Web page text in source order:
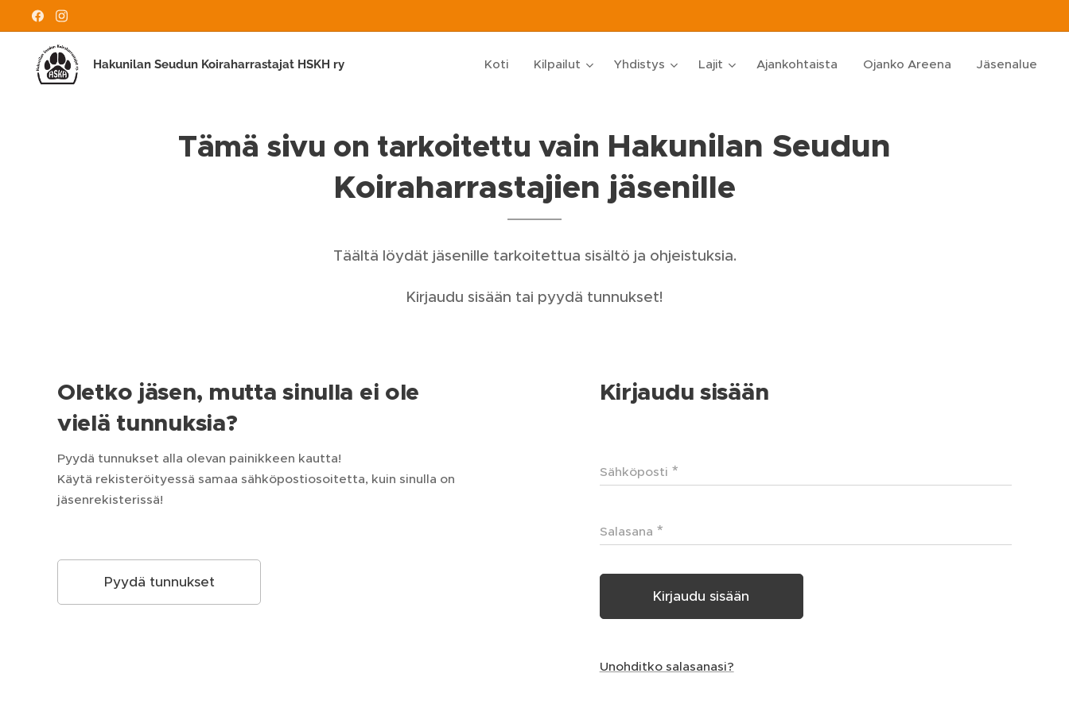
Hakunilan Seudun Koiraharrastajat HSKH ry Koti Kilpailut Yhdistys Lajit Ajankohtaista Ojanko Areena Jäsenalue
Tämä sivu on tarkoitettu vain Hakunilan Seudun
Koiraharrastajien jäsenille
Täältä löydät jäsenille tarkoitettua sisältö ja ohjeistuksia.
Kirjaudu sisään tai pyydä tunnukset!
Oletko jäsen, mutta sinulla ei ole
vielä tunnuksia?
Pyydä tunnukset alla olevan painikkeen kautta!
Käytä rekisteröityessä samaa sähköpostiosoitetta, kuin sinulla on
jäsenrekisterissä!
Pyydä tunnukset
Kirjaudu sisään
Sähköposti
Salasana
Kirjaudu sisään
Unohditko salasanasi?